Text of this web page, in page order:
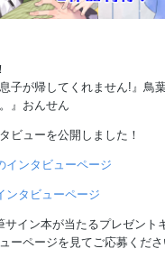
子が帰してくれません!』鳥
』おんせん
ビューを公開しました！
インタビューページ
ンタビューページ
サイン本が当たるプレゼント
ーページを見てご応募くださ